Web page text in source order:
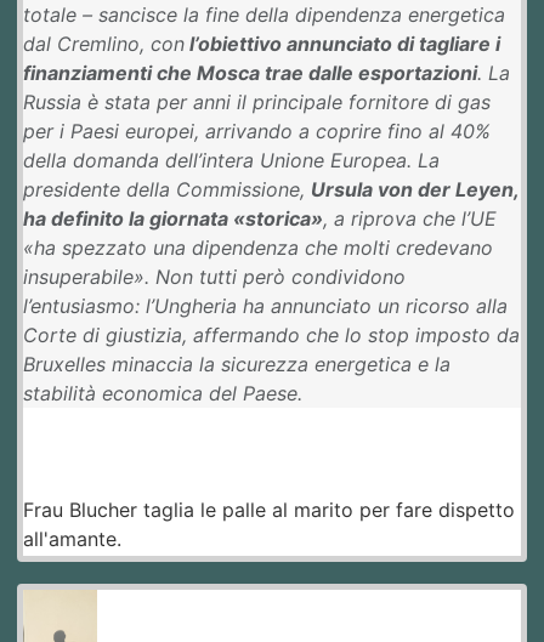
totale – sancisce la fine della dipendenza energetica
dal Cremlino, con l’obiettivo annunciato di tagliare i
finanziamenti che Mosca trae dalle esportazioni. La
Russia è stata per anni il principale fornitore di gas
per i Paesi europei, arrivando a coprire fino al 40%
della domanda dell’intera Unione Europea. La
presidente della Commissione, Ursula von der Leyen,
ha definito la giornata «storica», a riprova che l’UE
«ha spezzato una dipendenza che molti credevano
insuperabile». Non tutti però condividono
l’entusiasmo: l’Ungheria ha annunciato un ricorso alla
Corte di giustizia, affermando che lo stop imposto da
Bruxelles minaccia la sicurezza energetica e la
stabilità economica del Paese.
Frau Blucher taglia le palle al marito per fare dispetto
all'amante.